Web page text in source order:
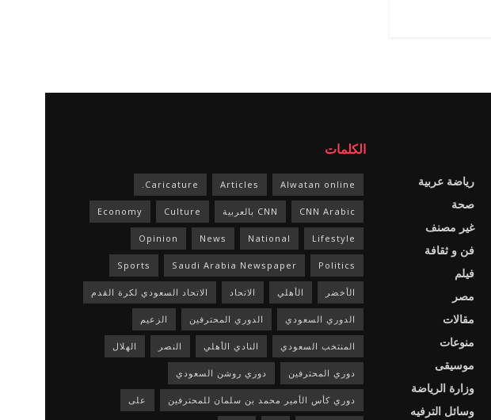
رياضة عربية
صحة
غير مصنف
فن و ثقافة
فيلم
مصر
مقالات
منوعات
موسيقى
وزارة الرياضة
وسائل الترفيه
الكلمات
Alwatan online
Articles
Caricature.
CNN Arabic CNN بالعربية Culture
Economy
Lifestyle
National
News
Opinion
Politics
Saudi Arabia Newspaper
Sports
الأخضر الأهلي الاتحاد الاتحاد السعودي لكرة القدم
الدوري السعودي الدوري المحترفين الزعيم
المنتخب السعودي النادي الأهلي النصر الهلال
دوري المحترفين دوري روشن السعودي
دوري كأس الأمير محمد بن سلمان للمحترفين على